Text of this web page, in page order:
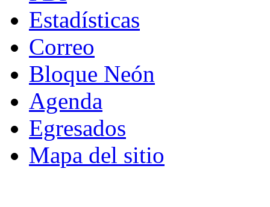
Estadísticas
Correo
Bloque Neón
Agenda
Egresados
Mapa del sitio